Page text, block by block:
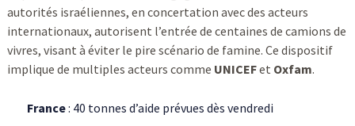
autorités israéliennes, en concertation avec des acteurs
internationaux, autorisent l’entrée de centaines de camions de
vivres, visant à éviter le pire scénario de famine. Ce dispositif
implique de multiples acteurs comme UNICEFet Oxfam.
France: 40 tonnes d’aide prévues dès vendredi